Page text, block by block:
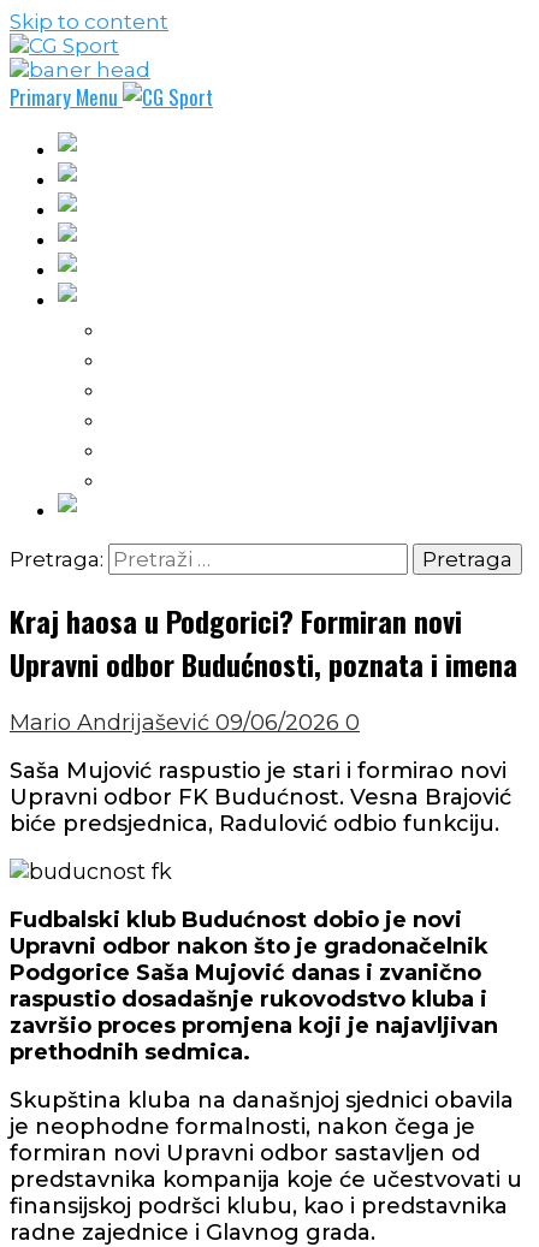
Skip to content
Primary Menu
Pretraga:
Kraj haosa u Podgorici? Formiran novi
Upravni odbor Budućnosti, poznata i imena
Mario Andrijašević 09/06/2026 0
Saša Mujović raspustio je stari i formirao novi
Upravni odbor FK Budućnost. Vesna Brajović
biće predsjednica, Radulović odbio funkciju.
Fudbalski klub Budućnost dobio je novi
Upravni odbor nakon što je gradonačelnik
Podgorice Saša Mujović danas i zvanično
raspustio dosadašnje rukovodstvo kluba i
završio proces promjena koji je najavljivan
prethodnih sedmica.
Skupština kluba na današnjoj sjednici obavila
je neophodne formalnosti, nakon čega je
formiran novi Upravni odbor sastavljen od
predstavnika kompanija koje će učestvovati u
finansijskoj podršci klubu, kao i predstavnika
radne zajednice i Glavnog grada.